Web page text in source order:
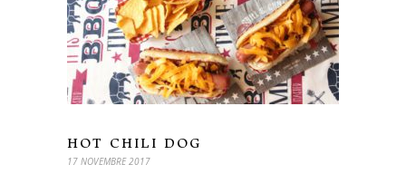
HOT CHILI DOG
17 NOVEMBRE 2017